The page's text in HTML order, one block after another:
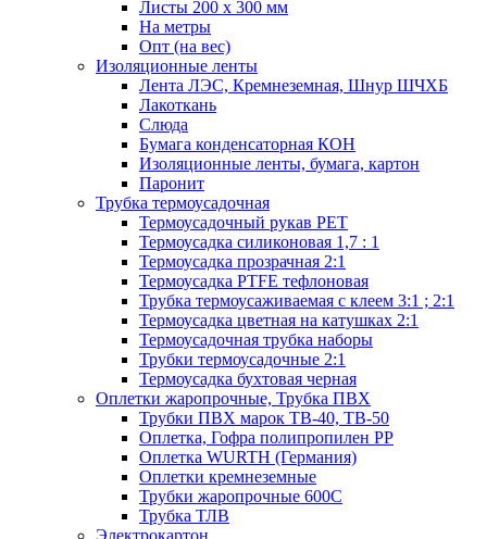
Листы 200 х 300 мм
На метры
Опт (на вес)
Изоляционные ленты
Лента ЛЭС, Кремнеземная, Шнур ШЧХБ
Лакоткань
Слюда
Бумага конденсаторная КОН
Изоляционные ленты, бумага, картон
Паронит
Трубка термоусадочная
Термоусадочный рукав PET
Термоусадка силиконовая 1,7 : 1
Термоусадка прозрачная 2:1
Термоусадка PTFE тефлоновая
Трубка термоусаживаемая с клеем 3:1 ; 2:1
Термоусадка цветная на катушках 2:1
Термоусадочная трубка наборы
Трубки термоусадочные 2:1
Термоусадка бухтовая черная
Оплетки жаропрочные, Трубка ПВХ
Трубки ПВХ марок ТВ-40, ТВ-50
Оплетка, Гофра полипропилен PP
Оплетка WURTH (Германия)
Оплетки кремнеземные
Трубки жаропрочные 600С
Трубка ТЛВ
Электрокартон